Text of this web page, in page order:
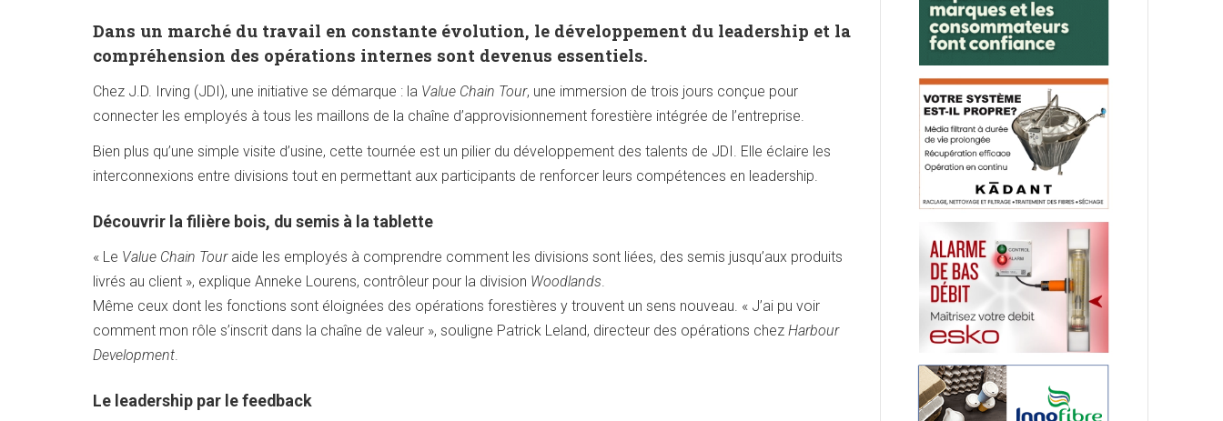
Dans un marché du travail en constante évolution, le développement du leadership et la
compréhension des opérations internes sont devenus essentiels.
Chez J.D. Irving (JDI), une initiative se démarque : la Value Chain Tour, une immersion de trois jours conçue pour
connecter les employés à tous les maillons de la chaîne d’approvisionnement forestière intégrée de l’entreprise.
Bien plus qu’une simple visite d’usine, cette tournée est un pilier du développement des talents de JDI. Elle éclaire les
interconnexions entre divisions tout en permettant aux participants de renforcer leurs compétences en leadership.
Découvrir la filière bois, du semis à la tablette
« Le Value Chain Touraide les employés à comprendre comment les divisions sont liées, des semis jusqu’aux produits
livrés au client », explique Anneke Lourens, contrôleur pour la division Woodlands.
Même ceux dont les fonctions sont éloignées des opérations forestières y trouvent un sens nouveau. « J’ai pu voir
comment mon rôle s’inscrit dans la chaîne de valeur », souligne Patrick Leland, directeur des opérations chez Harbour
Development.
Le leadership par le feedback